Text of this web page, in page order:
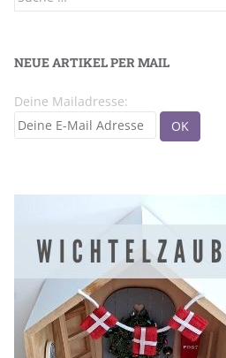
NEUE ARTIKEL PER MAIL
Deine Mailadresse: